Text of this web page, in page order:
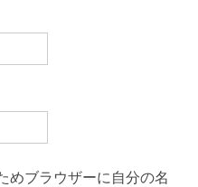
めブラウザーに自分の名